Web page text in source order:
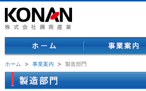
ホーム
ホーム 事業案内 製造部門